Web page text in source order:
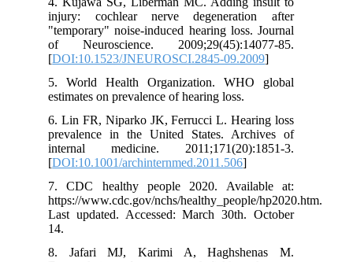
injury: cochlear nerve degeneration after
"temporary" noise-induced hearing loss. Journal
of Neuroscience. 2009;29(45):14077-85.
[DOI:10.1523/JNEUROSCI.2845-09.2009
5. World Health Organization. WHO global
estimates on prevalence of hearing loss.
6. Lin FR, Niparko JK, Ferrucci L. Hearing loss
prevalence in the United States. Archives of
internal medicine. 2011;171(20):1851-3.
[DOI:10.1001/archinternmed.2011.506
7. CDC healthy people 2020. Available at:
https://www.cdc.gov/nchs/healthy_people/
Last updated. Accessed: March 30th. October
8. Jafari MJ, Karimi A, Haghshenas M.